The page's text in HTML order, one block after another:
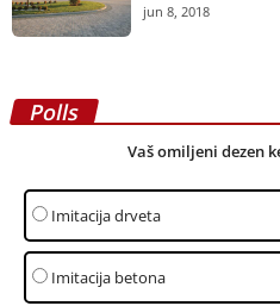
jun 8, 2018
Polls
Vaš omiljeni dezen
Imitacija drveta
Imitacija betona